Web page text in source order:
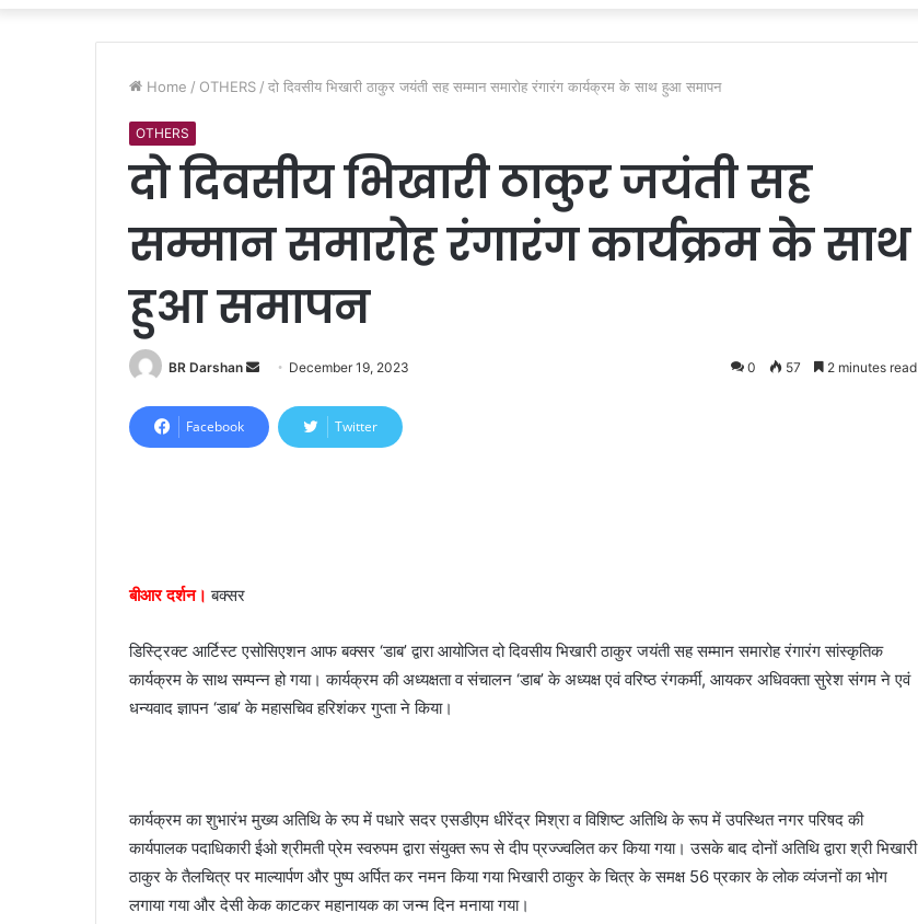
Home / OTHERS / दो दिवसीय भिखारी ठाकुर जयंती सह सम्मान समारोह रंगारंग कार्यक्रम के साथ हुआ समापन
OTHERS
दो दिवसीय भिखारी ठाकुर जयंती सह
सम्मान समारोह रंगारंग कार्यक्रम के साथ
हुआ समापन
BR Darshan
n
d
December 19, 2023 0 57 2 minutes read
Facebook Twitter
बीआर दर्शन। बक्सर
डिस्ट्रिक्ट आर्टिस्ट एसोसिएशन आफ बक्सर ‘डाब’ द्वारा आयोजित दो दिवसीय भिखारी ठाकुर जयंती सह सम्मान समारोह रंगारंग सांस्कृतिक
कार्यक्रम के साथ सम्पन्न हो गया। कार्यक्रम की अध्यक्षता व संचालन ‘डाब’ के अध्यक्ष एवं वरिष्ठ रंगकर्मी, आयकर अधिवक्ता सुरेश संगम ने एवं
धन्यवाद ज्ञापन ‘डाब’ के महासचिव हरिशंकर गुप्ता ने किया।
कार्यक्रम का शुभारंभ मुख्य अतिथि के रुप में पधारे सदर एसडीएम धीरेंद्र मिश्रा व विशिष्ट अतिथि के रूप में उपस्थित नगर परिषद की
कार्यपालक पदाधिकारी ईओ श्रीमती प्रेम स्वरुपम द्वारा संयुक्त रूप से दीप प्रज्ज्वलित कर किया गया। उसके बाद दोनों अतिथि द्वारा श्री भिखारी
ठाकुर के तैलचित्र पर माल्यार्पण और पुष्प अर्पित कर नमन किया गया भिखारी ठाकुर के चित्र के समक्ष 56 प्रकार के लोक व्यंजनों का भोग
लगाया गया और देसी केक काटकर महानायक का जन्म दिन मनाया गया।